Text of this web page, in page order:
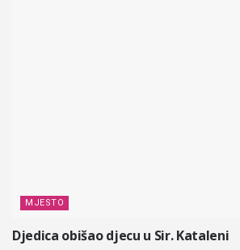
MJESTO
Djedica obišao djecu u Sir. Kataleni